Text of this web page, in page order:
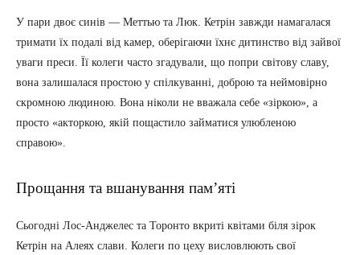
У пари двоє синів — Меттью та Люк. Кетрін завжди намагалася
тримати їх подалі від камер, оберігаючи їхнє дитинство від зайвої
уваги преси. Її колеги часто згадували, що попри світову славу,
вона залишалася простою у спілкуванні, доброю та неймовірно
скромною людиною. Вона ніколи не вважала себе «зіркою», а
просто «акторкою, якій пощастило займатися улюбленою
справою».
Прощання та вшанування пам’яті
Сьогодні Лос-Анджелес та Торонто вкриті квітами біля зірок
Кетрін на Алеях слави. Колеги по цеху висловлюють свої